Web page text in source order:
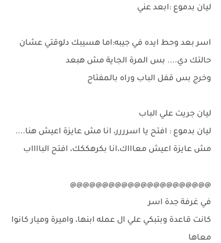
ليان بدموع :ابعد عني
اسر بعد وحط ايده في جيبه:اما هسيبك دلوقتي عشان
حالتك دي.... بس المرة الجاية مش هبعد
وخرج بس قفل الباب وراه بالمفتاح
ليان جريت علي الباب
ليان بدموع : افتح يا اسرررر، انا مش عايزة اعيش هنا....
مش عايزة اعيش معاااك،انا بكرهككك، افتح البااااب
@@@@@@@@@@@@@@@@@@@@@@
في غرفة جدة اسر
كانت قاعدة وبتبكي علي ال عمله ابنها، واميرة وميار كانوا
معاها